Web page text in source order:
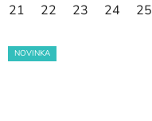
21 22 23 24 25
NOVINKA